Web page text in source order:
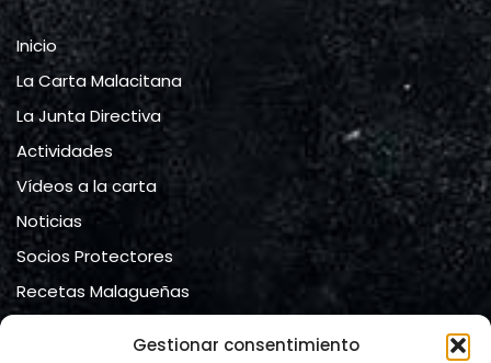
Gestionar consentimiento
Inicio
La Carta Malacitana
La Junta Directiva
Actividades
Vídeos a la carta
Noticias
Socios Protectores
Recetas Malagueñas